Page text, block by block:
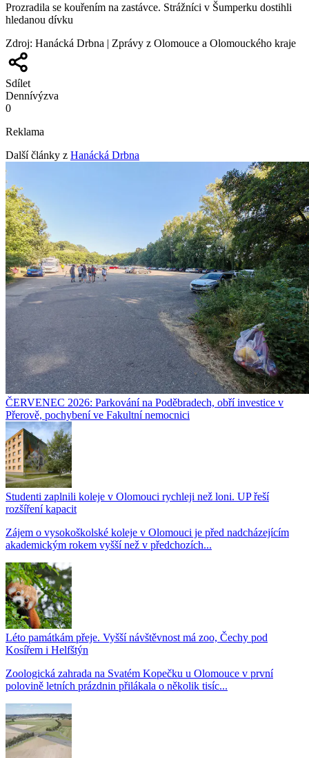
Prozradila se kouřením na zastávce. Strážníci v Šumperku dostihli
hledanou dívku
Zdroj: Hanácká Drbna | Zprávy z Olomouce a Olomouckého kraje
Sdílet
Dennívýzva
0
Reklama
Další články z Hanácká Drbna
ČERVENEC 2026: Parkování na Poděbradech, obří investice v
Přerově, pochybení ve Fakultní nemocnici
Studenti zaplnili koleje v Olomouci rychleji než loni. UP řeší
rozšíření kapacit
Zájem o vysokoškolské koleje v Olomouci je před nadcházejícím
akademickým rokem vyšší než v předchozích...
Léto památkám přeje. Vyšší návštěvnost má zoo, Čechy pod
Kosířem i Helfštýn
Zoologická zahrada na Svatém Kopečku u Olomouce v první
polovině letních prázdnin přilákala o několik tisíc...